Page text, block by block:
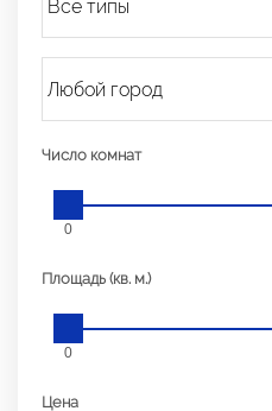
Число комнат
0
Площадь (кв. м.)
0
Цена